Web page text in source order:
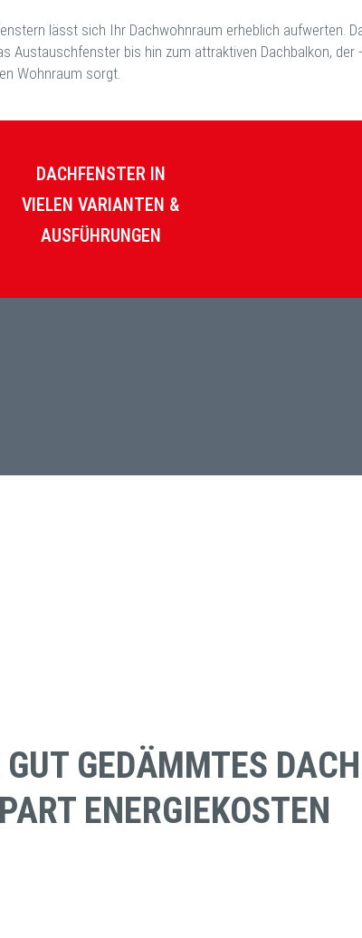
lässt sich Ihr Dachwohnraum erheblich aufwerten.
Austauschfenster bis hin zum attraktiven Dachbalkon,
Wohnraum sorgt.
DACHFENSTER IN
VIELEN VARIANTEN &
AUSFÜHRUNGEN
GEDÄMMTES DACH
ENERGIEKOSTEN